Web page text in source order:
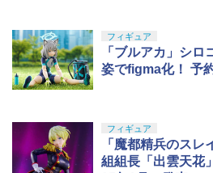
フィギュア
「ブルアカ」シ
姿でfigma化！ 予
フィギュア
「魔都精兵のス
組組長「出雲天花